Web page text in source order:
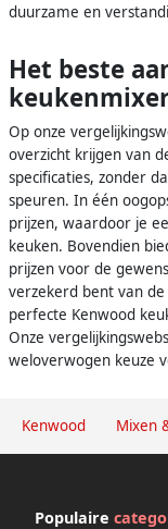
Kenwood Mixen
duurzame en
Het beste
Op onze
overzicht krijgen van
specificaties, zonder
speuren. In één
prijzen, waardoor je
keuken. Bovendien
prijzen voor de
verzekerd bent van
perfecte Kenwood
Onze
weloverwogen keuze
Populaire